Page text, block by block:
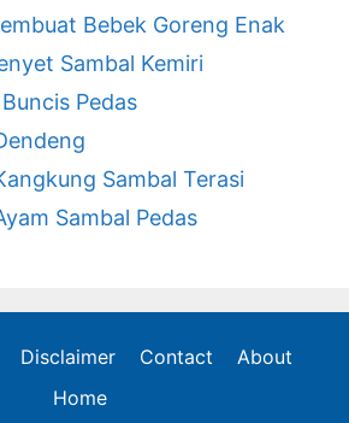
Bebek Goreng Enak
Sambal Kemiri
Pedas
Sambal Terasi
Sambal Pedas
Disclaimer Contact
About
Home